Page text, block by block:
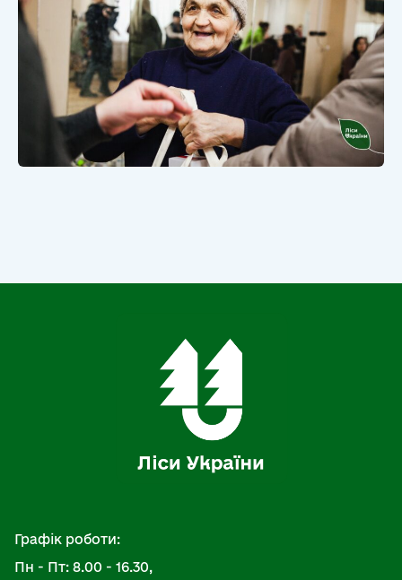
Графік роботи:
Пн - Пт: 8.00 - 16.30,